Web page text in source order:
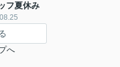
フ夏休み
へ